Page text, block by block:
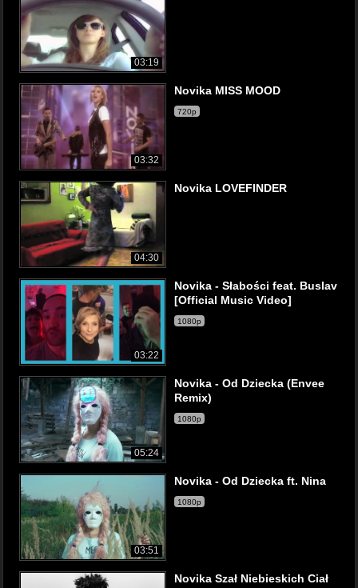
03:19
03:32
Novika MISS MOOD
720p
04:30
Novika LOVEFINDER
03:22
Novika - Słabości feat. Buslav
[Official Music Video]
1080p
05:24
Novika - Od Dziecka (Envee
Remix)
1080p
03:51
Novika - Od Dziecka ft. Nina
1080p
Novika Szał Niebieskich Ciał